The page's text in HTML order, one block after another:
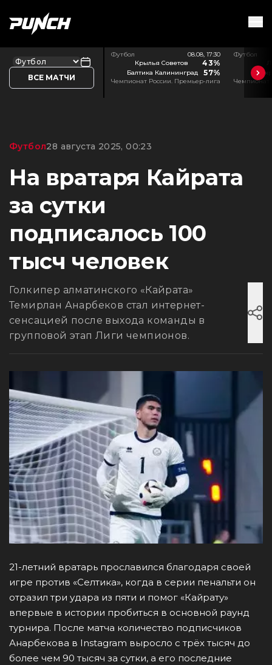
ВСЕ МАТЧИ
Футбол
08.08, 17:30
Крылья Советов
43%
Балтика Калининград 57%
Чемпионат России. Премьер-лига
Футбол
Чемпионат
Футбол28 августа 2025, 00:23
На вратаря Кайрата
за сутки
подписалось 100
тысч человек
Голкипер алматинского «Кайрата»
Темирлан Анарбеков стал интернет-
сенсацией после выхода команды в
групповой этап Лиги чемпионов.
21-летний вратарь прославился благодаря своей
игре против «Селтика», когда в серии пенальти он
отразил три удара из пяти и помог «Кайрату»
впервые в истории пробиться в основной раунд
турнира. После матча количество подписчиков
Анарбекова в Instagram выросло с трёх тысяч до
более чем 90 тысяч за сутки, а его последние